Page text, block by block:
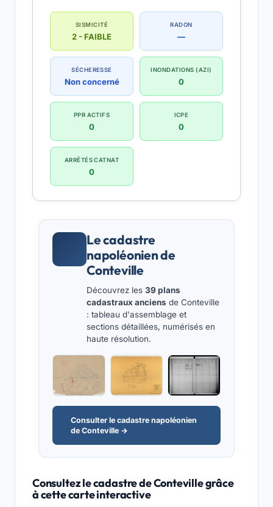
SISMICITÉ
2 - FAIBLE
RADON
—
SÉCHERESSE
Non concerné
INONDATIONS (AZI)
0
PPR ACTIFS
0
ICPE
0
ARRÊTÉS CATNAT
0
Le cadastre
napoléonien de
Conteville
Découvrez les 39 plans
cadastraux anciens de Conteville
: tableau d'assemblage et
sections détaillées, numérisés en
haute résolution.
Consulter le cadastre napoléonien
de Conteville →
Consultez le cadastre de Conteville grâce
à cette carte interactive